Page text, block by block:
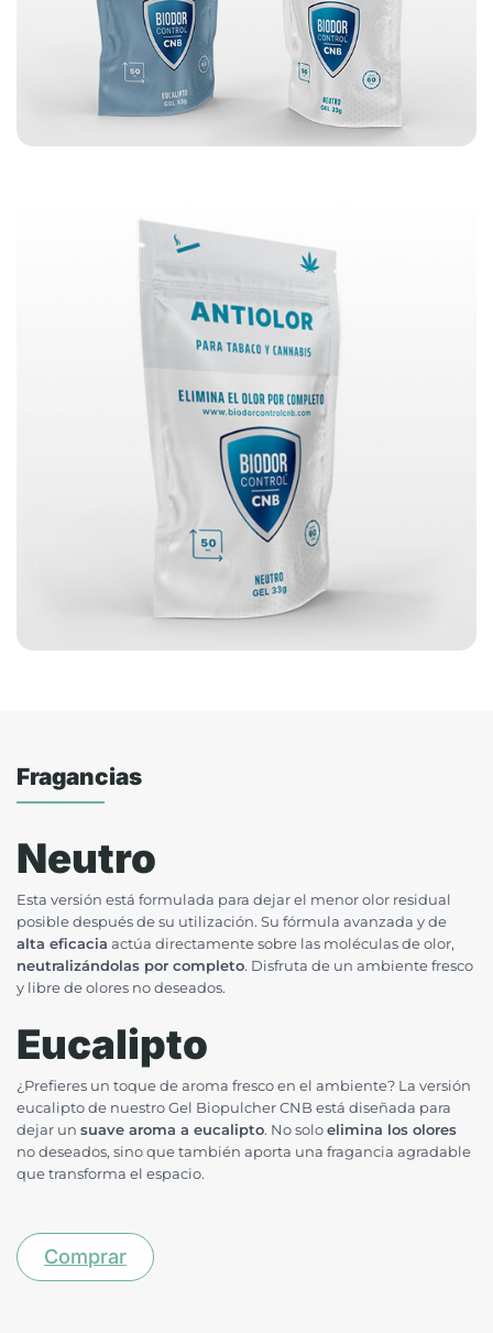
Fragancias
Neutro
Esta versión está formulada para dejar el menor olor residual
posible después de su utilización. Su fórmula avanzada y de
alta eficacia actúa directamente sobre las moléculas de olor,
neutralizándolas por completo. Disfruta de un ambiente fresco
y libre de olores no deseados.
Eucalipto
¿Prefieres un toque de aroma fresco en el ambiente? La versión
eucalipto de nuestro Gel Biopulcher CNB está diseñada para
dejar un suave aroma a eucalipto. No solo elimina los olores
no deseados, sino que también aporta una fragancia agradable
que transforma el espacio.
Comprar